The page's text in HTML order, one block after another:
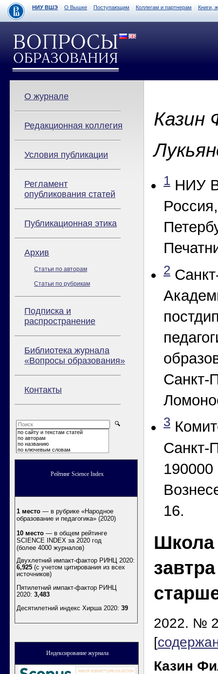
НИУ ВШЭ О Вышке Поступающим Коллегам и партнерам Книги,
О журнале
Редакционная коллегия
Условия публикации
Регламент
опубликования статей
Публикационная этика
Архив
Статьи по авторам
Статьи по рубрикам
Подписка и
распространение
Библиотека журнала
«Вопросы образования»
Контакты
по сайту и текстам статей
по авторам
по названию
по ключевым словам
Рейтинг Science Index
1 место — в рубрике «Народное
образование и педагогика» (2020)
10 место — в общем рейтинге
SCIENCE INDEX за 2020 год
(более 4000 журналов)
Двухлетний импакт-фактор РИНЦ 2020:
6,925 (с учетом цитирования из всех
источников)
Пятилетний импакт-фактор РИНЦ
2020: 3,483
Десятилетний индекс Хирша 2020: 39
Индексирование журнала
Казин
1 НИУ
2
Санкт-
3
Санкт-
190000
16.
Школа
2022. №
[
Казин